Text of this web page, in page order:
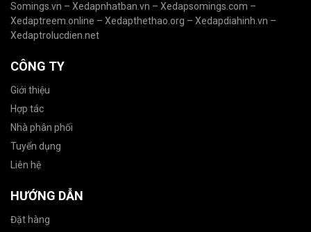
Somings.vn – Xedapnhatban.vn – Xedapsomings.com –
Xedaptreem.online – Xedapthethao.org – Xedapdiahinh.vn –
Xedaptrolucdien.net
CÔNG TY
Giới thiệu
Hợp tác
Nhà phân phối
Tuyển dụng
Liên hệ
HƯỚNG DẪN
Đặt hàng